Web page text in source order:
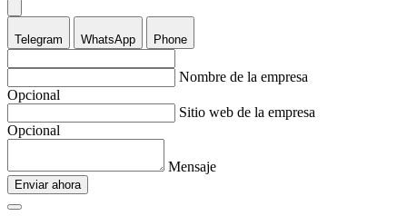
Telegram WhatsApp Phone
Nombre de la empresa
Opcional
Sitio web de la empresa
Opcional
Mensaje
Enviar ahora